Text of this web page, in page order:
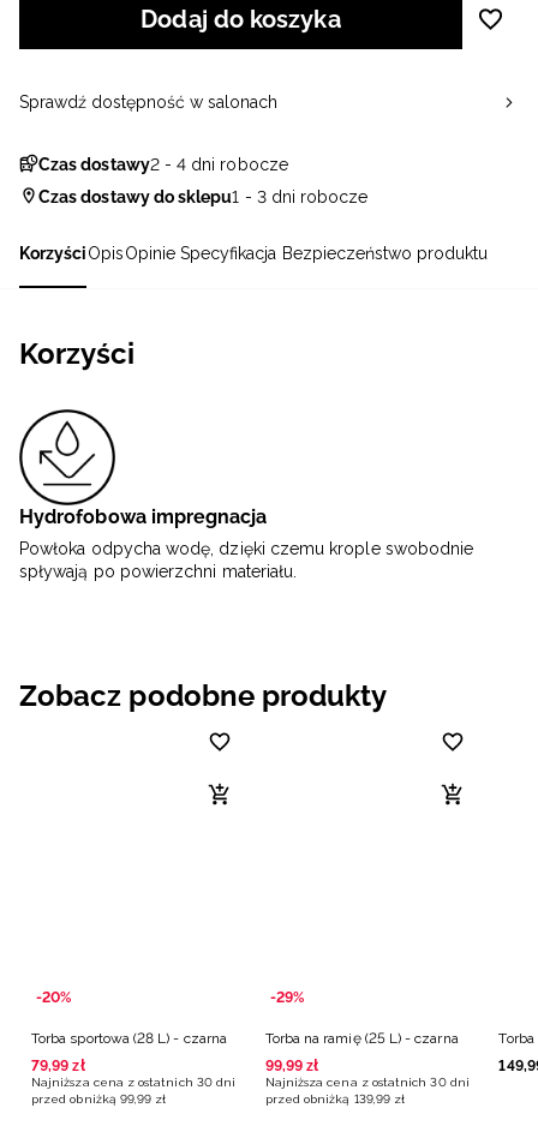
KorzyściOpisOpinie Specyfikacja Bezpieczeństwo produktu
Korzyści
Hydrofobowa impregnacja
Powłoka odpycha wodę, dzięki czemu krople swobodnie
spływają po powierzchni materiału.
Dodaj do koszyka
Czas dostawy2 - 4 dni robocze
Czas dostawy do sklepu1 - 3 dni robocze
Sprawdź dostępność w salonach
Zobacz podobne produkty
-20%
Torba sportowa (28 L) - czarna
79,99 zł
Najniższa cena z ostatnich 30 dni
przed obniżką 99,99 zł
-29%
Torba na ramię (25 L) - czarna
99,99 zł
Najniższa cena z ostatnich 30 dni
przed obniżką 139,99 zł
149,